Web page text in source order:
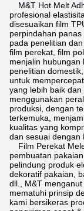
M&T Hot Melt
profesional
disesuaikan film
perpindahan
pada penelitian
film perekat, film
menjalin hubungan
penelitian
untuk
yang lebih baik
menggunakan
produksi, dengan
terkemuka,
kualitas yang
dan sesuai dengan
Film Perekat
pembuatan
pelindung produk
dekoratif pakaian,
dll., M&T menganut
mematuhi prinsip
kami bersikeras